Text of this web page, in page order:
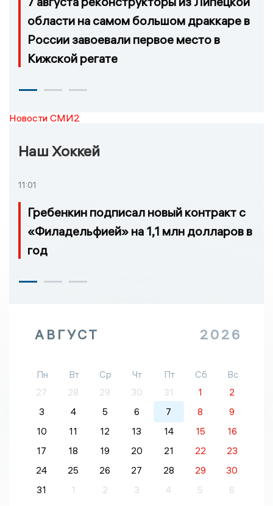
области на самом большом драккаре в
России завоевали первое место в
Кижской регате
Новости СМИ2
Наш Хоккей
11:01
Гребенкин подписал новый контракт с
«Филадельфией» на 1,1 млн долларов в
год
АВГУСТ 2026
Пн Вт Ср Чт Пт Сб
Вс
27
28 29 30 31 1
2
3
4 5 6 7 8
9
10
11 12 13 14 15
16
17
18 19 20 21 22
23
24
25 26 27 28 29
30
31
1 2 3 4 5 6